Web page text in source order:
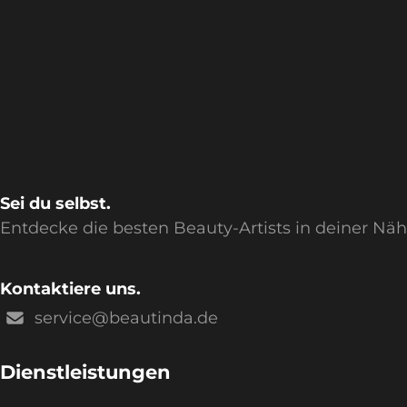
Sei du selbst.
Entdecke die besten Beauty-Artists in deiner
Kontaktiere uns.
service@beautinda.de
Dienstleistungen